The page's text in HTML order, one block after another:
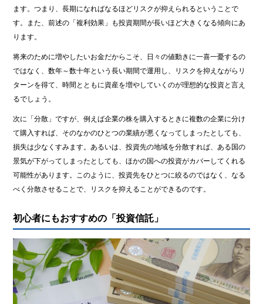
ます。つまり、長期になればなるほどリスクが抑えられるということで
す。また、前述の「複利効果」も投資期間が長いほど大きくなる傾向にあ
ります。
将来のために増やしたいお金だからこそ、日々の値動きに一喜一憂するの
ではなく、数年～数十年という長い期間で運用し、リスクを抑えながらリ
ターンを得て、時間とともに資産を増やしていくのが理想的な投資と言え
るでしょう。
次に「分散」ですが、例えば企業の株を購入するときに複数の企業に分け
て購入すれば、そのなかのひとつの業績が悪くなってしまったとしても、
損失は少なくすみます。あるいは、投資先の地域を分散すれば、ある国の
景気が下がってしまったとしても、ほかの国への投資がカバーしてくれる
可能性があります。このように、投資先をひとつに絞るのではなく、なる
べく分散させることで、リスクを抑えることができるのです。
初心者にもおすすめの「投資信託」